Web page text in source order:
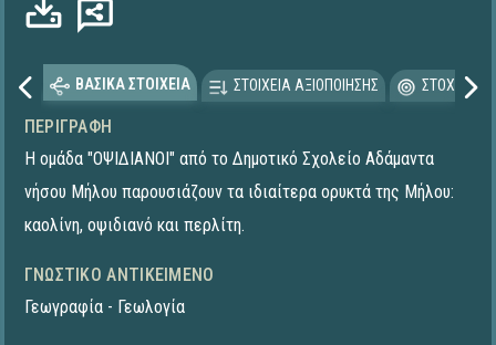
ΒΑΣΙΚΑ ΣΤΟΙΧΕΙΑ ΣΤΟΙΧΕΙΑ ΑΞΙΟΠΟΙΗΣΗΣ
ΠΕΡΙΓΡΑΦΉ
Η ομάδα "ΟΨΙΔΙΑΝΟΙ" από το Δημοτικό Σχολείο Αδάμαντα
νήσου Μήλου παρουσιάζουν τα ιδιαίτερα ορυκτά της Μήλου:
καολίνη, οψιδιανό και περλίτη.
ΓΝΩΣΤΙΚΌ ΑΝΤΙΚΕΊΜΕΝΟ
Γεωγραφία - Γεωλογία